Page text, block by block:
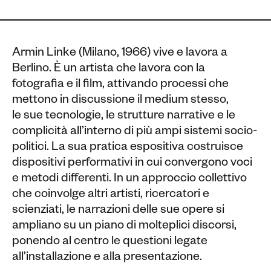
Armin Linke (Milano, 1966) vive e lavora a
Berlino. È un artista che lavora con la
fotografia e il film, attivando processi che
mettono in discussione il medium stesso,
le sue tecnologie, le strutture narrative e le
complicità all’interno di più ampi sistemi socio-
politici. La sua pratica espositiva costruisce
dispositivi performativi in cui convergono voci
e metodi differenti. In un approccio collettivo
che coinvolge altri artisti, ricercatori e
scienziati, le narrazioni delle sue opere si
ampliano su un piano di molteplici discorsi,
ponendo al centro le questioni legate
all’installazione e alla presentazione.